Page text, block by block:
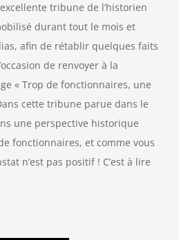
tribune de l’historien
durant tout le mois et
afin de rétablir quelques faits
de renvoyer à la
« Trop de fonctionnaires, une
cette tribune parue dans le
une perspective historique
fonctionnaires, et comme vous
n’est pas positif ! C’est à lire